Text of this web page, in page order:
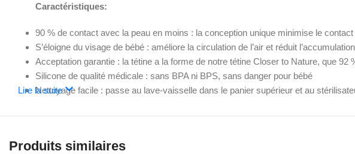
Caractéristiques:
90 % de contact avec la peau en moins : la conception unique minimise le
S’éloigne du visage de bébé : améliore la circulation de l’air et réduit
Acceptation garantie : la tétine a la forme de notre tétine Closer to Nature, que
Silicone de qualité médicale : sans BPA ni BPS, sans danger pour bébé
Nettoyage facile : passe au lave-vaisselle dans le panier supérieur et au
Lire la suite
Produits similaires